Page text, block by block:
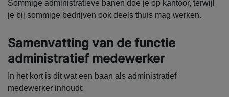
Sommige administratieve banen doe je op kantoor, terwijl
je bij sommige bedrijven ook deels thuis mag werken.
Samenvatting van de functie
administratief medewerker
In het kort is dit wat een baan als administratief
medewerker inhoudt: